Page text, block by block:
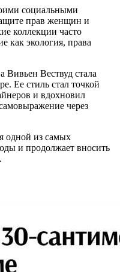
социальными
прав женщин и
коллекции часто
как экология, права
Вивьен Вествуд стала
Ее стиль стал точкой
и вдохновил
через
одной из самых
и продолжает вносить